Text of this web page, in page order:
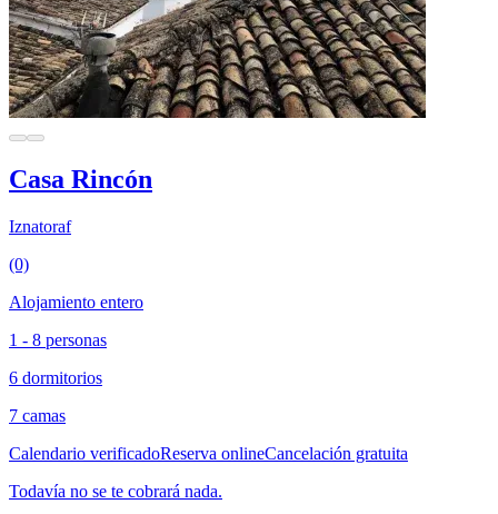
Casa Rincón
Iznatoraf
(0)
Alojamiento entero
1 - 8 personas
6 dormitorios
7 camas
Calendario verificadoReserva onlineCancelación gratuita
Todavía no se te cobrará nada.